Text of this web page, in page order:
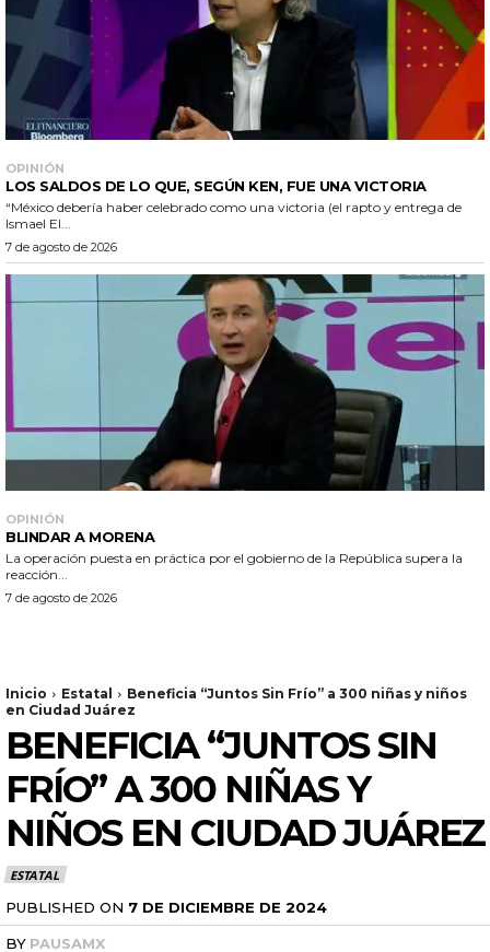
OPINIÓN
LOS SALDOS DE LO QUE, SEGÚN KEN, FUE UNA VICTORIA
“México debería haber celebrado como una victoria (el rapto y entrega de
Ismael El...
7 de agosto de 2026
OPINIÓN
BLINDAR A MORENA
La operación puesta en práctica por el gobierno de la República supera la
reacción...
7 de agosto de 2026